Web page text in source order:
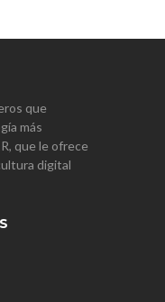
que
más
que le ofrece
digital